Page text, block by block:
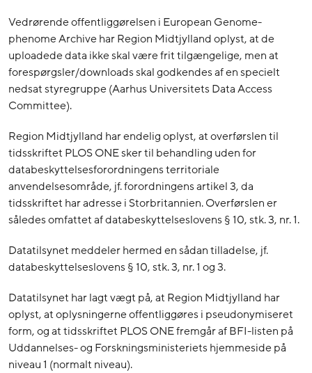
Vedrørende offentliggørelsen i European Genome-
phenome Archive har Region Midtjylland oplyst, at de
uploadede data ikke skal være frit tilgængelige, men at
forespørgsler/downloads skal godkendes af en specielt
nedsat styregruppe (Aarhus Universitets Data Access
Committee).
Region Midtjylland har endelig oplyst, at overførslen til
tidsskriftet PLOS ONE sker til behandling uden for
databeskyttelsesforordningens territoriale
anvendelsesområde, jf. forordningens artikel 3, da
tidsskriftet har adresse i Storbritannien. Overførslen er
således omfattet af databeskyttelseslovens § 10, stk. 3, nr. 1.
Datatilsynet meddeler hermed en sådan tilladelse, jf.
databeskyttelseslovens § 10, stk. 3, nr. 1 og 3.
Datatilsynet har lagt vægt på, at Region Midtjylland har
oplyst, at oplysningerne offentliggøres i pseudonymiseret
form, og at tidsskriftet PLOS ONE fremgår af BFI-listen på
Uddannelses- og Forskningsministeriets hjemmeside på
niveau 1 (normalt niveau).